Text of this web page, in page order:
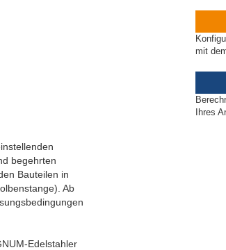
MC4575EUM-0-V4A
MC4575EUM-1-V4A
begehrten
Bauteilen in
Ab
Edelstahler
mit
Ihres